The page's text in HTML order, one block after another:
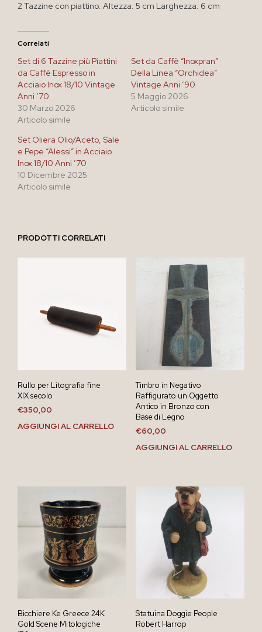
2 Tazzine con piattino: Altezza: 5 cm Larghezza: 6 cm
Correlati
Set di 6 Tazzine più Piattini
da Caffè Espresso in
Acciaio Inox 18/10 Vintage
Anni ’70
30 Marzo 2026
Articolo simile
Set da Caffè “Inoxpran”
Della Linea “Orchidea”
Vintage Anni ’90
5 Maggio 2026
Articolo simile
Set Oliera Olio/Aceto, Sale
e Pepe “Alessi” in Acciaio
Inox 18/10 Anni ’70
10 Dicembre 2025
Articolo simile
PRODOTTI CORRELATI
Rullo per Litografia fine
XIX secolo
€350,00
AGGIUNGI AL CARRELLO
Timbro in Negativo
Raffigurato un Oggetto
Antico in Bronzo con
Base di Legno
€60,00
AGGIUNGI AL CARRELLO
Bicchiere Ke Greece 24K
Gold Scene Mitologiche
Statuina Doggie People
Robert Harrop